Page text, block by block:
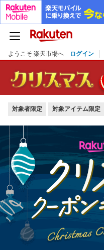
ようこそ 楽天市場へ ログイン
対象者限定 対象アイテム限定